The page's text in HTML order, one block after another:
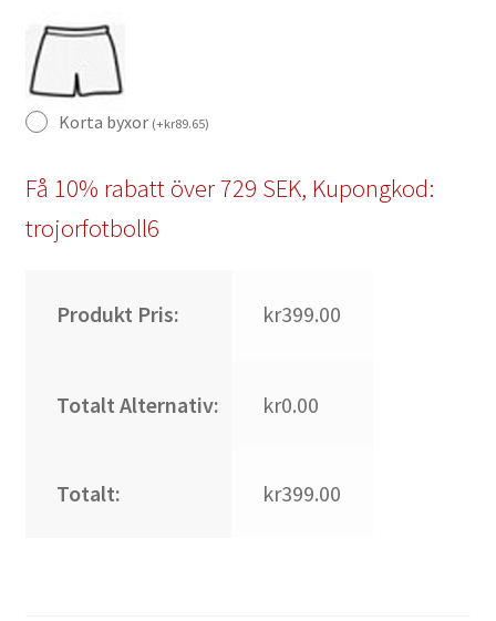
Korta byxor (+kr89.65)
Få 10% rabatt över 729 SEK, Kupongkod:
trojorfotboll6
Produkt Pris: kr399.00
Totalt Alternativ: kr0.00
Totalt: kr399.00